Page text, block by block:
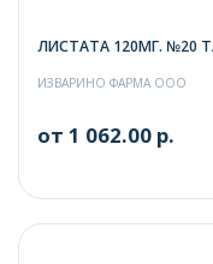
ЛИСТАТА 120МГ. №20
ИЗВАРИНО ФАРМА ООО
от 1 062.00 р.